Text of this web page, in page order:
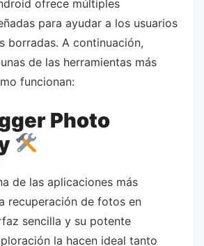
ofrece múltiples
para ayudar a los usuarios
borradas. A continuación,
de las herramientas más
funcionan:
Photo
de las aplicaciones más
recuperación de fotos en
sencilla y su potente
la hacen ideal tanto